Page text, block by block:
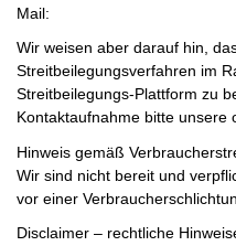
Mail:
Wir weisen aber darauf hin,
Streitbeilegungsverfahren im
Streitbeilegungs-Plattform zu
Kontaktaufnahme bitte unsere
Hinweis gemäß
Wir sind nicht bereit und
vor einer
Disclaimer – rechtliche